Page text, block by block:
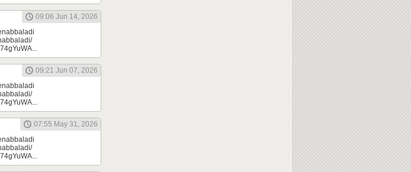
09:06 Jun 14, 2026
09:21 Jun 07, 2026
07:55 May 31, 2026